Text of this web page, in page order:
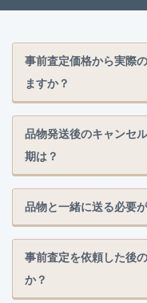
事前査定価格から実際
ますか？
品物発送後のキャンセ
期は？
品物と一緒に送る必要
事前査定を依頼した後
か？